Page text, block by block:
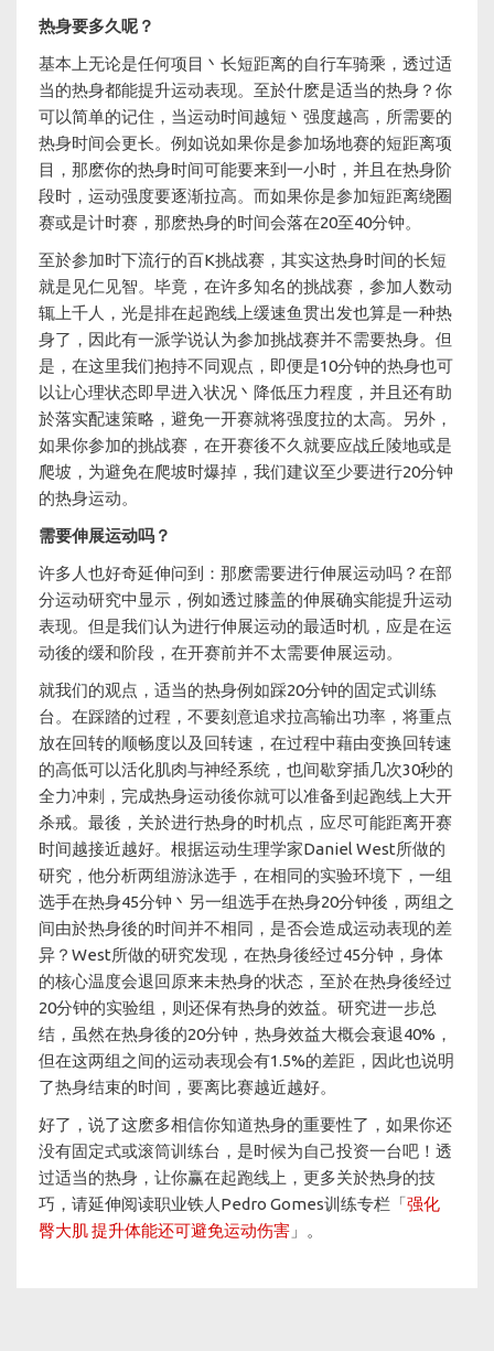
热身要多久呢？
基本上无论是任何项目丶长短距离的自行车骑乘，透过适
当的热身都能提升运动表现。至於什麽是适当的热身？你
可以简单的记住，当运动时间越短丶强度越高，所需要的
热身时间会更长。例如说如果你是参加场地赛的短距离项
目，那麽你的热身时间可能要来到一小时，并且在热身阶
段时，运动强度要逐渐拉高。而如果你是参加短距离绕圈
赛或是计时赛，那麽热身的时间会落在20至40分钟。
至於参加时下流行的百K挑战赛，其实这热身时间的长短
就是见仁见智。毕竟，在许多知名的挑战赛，参加人数动
辄上千人，光是排在起跑线上缓速鱼贯出发也算是一种热
身了，因此有一派学说认为参加挑战赛并不需要热身。但
是，在这里我们抱持不同观点，即便是10分钟的热身也可
以让心理状态即早进入状况丶降低压力程度，并且还有助
於落实配速策略，避免一开赛就将强度拉的太高。另外，
如果你参加的挑战赛，在开赛後不久就要应战丘陵地或是
爬坡，为避免在爬坡时爆掉，我们建议至少要进行20分钟
的热身运动。
需要伸展运动吗？
许多人也好奇延伸问到：那麽需要进行伸展运动吗？在部
分运动研究中显示，例如透过膝盖的伸展确实能提升运动
表现。但是我们认为进行伸展运动的最适时机，应是在运
动後的缓和阶段，在开赛前并不太需要伸展运动。
就我们的观点，适当的热身例如踩20分钟的固定式训练
台。在踩踏的过程，不要刻意追求拉高输出功率，将重点
放在回转的顺畅度以及回转速，在过程中藉由变换回转速
的高低可以活化肌肉与神经系统，也间歇穿插几次30秒的
全力冲刺，完成热身运动後你就可以准备到起跑线上大开
杀戒。最後，关於进行热身的时机点，应尽可能距离开赛
时间越接近越好。根据运动生理学家Daniel West所做的
研究，他分析两组游泳选手，在相同的实验环境下，一组
选手在热身45分钟丶另一组选手在热身20分钟後，两组之
间由於热身後的时间并不相同，是否会造成运动表现的差
异？West所做的研究发现，在热身後经过45分钟，身体
的核心温度会退回原来未热身的状态，至於在热身後经过
20分钟的实验组，则还保有热身的效益。研究进一步总
结，虽然在热身後的20分钟，热身效益大概会衰退40%，
但在这两组之间的运动表现会有1.5%的差距，因此也说明
了热身结束的时间，要离比赛越近越好。
好了，说了这麽多相信你知道热身的重要性了，如果你还
没有固定式或滚筒训练台，是时候为自己投资一台吧！透
过适当的热身，让你赢在起跑线上，更多关於热身的技
巧，请延伸阅读职业铁人Pedro Gomes训练专栏「强化
臀大肌 提升体能还可避免运动伤害 」。